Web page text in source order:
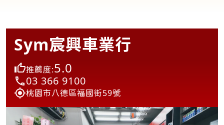
Sym宸興車業行
推薦度:5.0
03 366 9100
桃園市八德區福國街59號